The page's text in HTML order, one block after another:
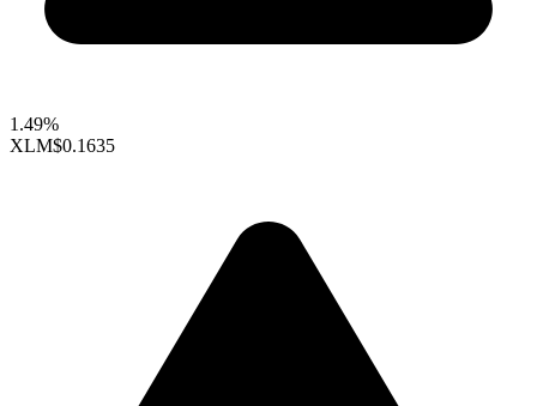
1.49%
XLM$0.1635